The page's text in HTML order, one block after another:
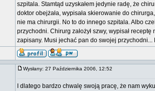
szpitala. Stamtąd uzyskałem jedynie radę, że
doktor obejżała, wypisała skierowanie do
nie ma chirurgii. No to do innego szpitala. Albo
przychodni. Chirurg założył szwy, wypisał
zapisany. Musi jechać pan do swojej przychodni...
Wysłany: 27 Października 2006, 12:52
I dlatego bardzo chwalę swoją pracę, że nam